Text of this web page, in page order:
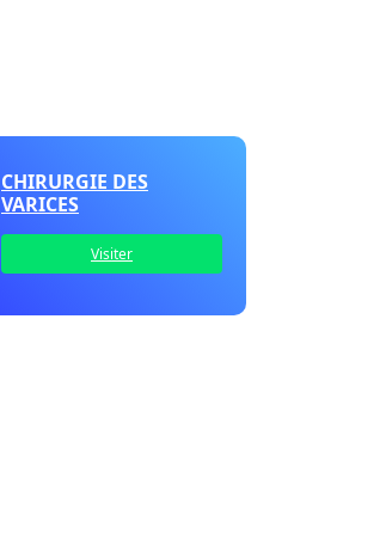
CHIRURGIE DES
VARICES
Visiter